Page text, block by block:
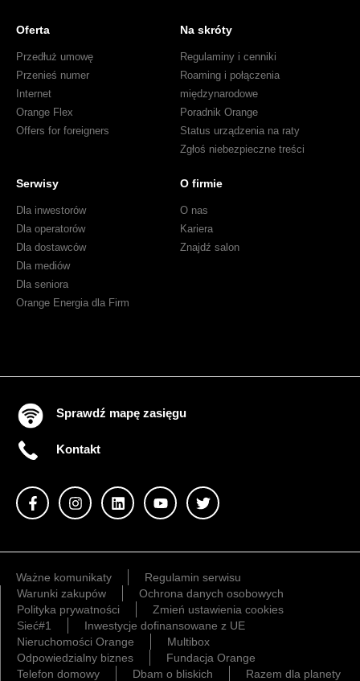
Oferta
Przedłuż umowę
Przenieś numer
Internet
Orange Flex
Offers for foreigners
Na skróty
Regulaminy i cenniki
Roaming i połączenia
międzynarodowe
Poradnik Orange
Status urządzenia na raty
Zgłoś niebezpieczne treści
Serwisy
Dla inwestorów
Dla operatorów
Dla dostawców
Dla mediów
Dla seniora
Orange Energia dla Firm
O firmie
O nas
Kariera
Znajdź salon
Sprawdź mapę zasięgu
Kontakt
Ważne komunikaty
Regulamin serwisu
Warunki zakupów
Ochrona danych osobowych
Polityka prywatności
Zmień ustawienia cookies
Sieć#1
Inwestycje dofinansowane z UE
Nieruchomości Orange
Multibox
Odpowiedzialny biznes
Fundacja Orange
Telefon domowy
Dbam o bliskich Razem dla planety